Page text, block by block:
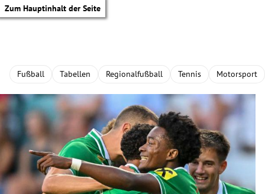
Zum Hauptinhalt der Seite
Fußball Tabellen Regionalfußball Tennis Motorsport